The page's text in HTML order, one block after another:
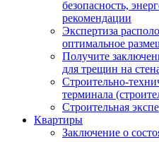
безопасность,
рекомендации
Экспертиза
оптимальное
Получите
для трещин на
Строительно-
терминала
Строительная
Квартиры
Заключение о